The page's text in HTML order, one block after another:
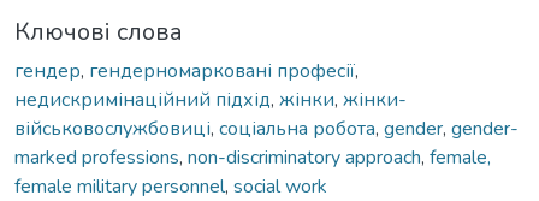
Ключові слова
гендер, гендерномарковані професії,
недискримінаційний підхід, жінки, жінки-
військовослужбовиці, соціальна робота, gender, gender-
marked professions, non-discriminatory approach, female,
female military personnel, social work